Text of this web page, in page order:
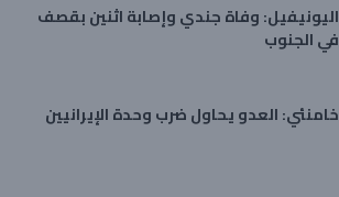
اليونيفيل: وفاة جندي وإصابة اثنين بقصف
في الجنوب
خامنئي: العدو يحاول ضرب وحدة الإيرانيين